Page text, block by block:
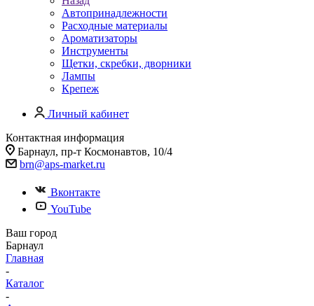
Автопринадлежности
Расходные материалы
Ароматизаторы
Инструменты
Щетки, скребки, дворники
Лампы
Крепеж
Личный кабинет
Контактная информация
Барнаул, пр-т Космонавтов, 10/4
brn@aps-market.ru
Вконтакте
YouTube
Ваш город
Барнаул
Главная
-
Каталог
-